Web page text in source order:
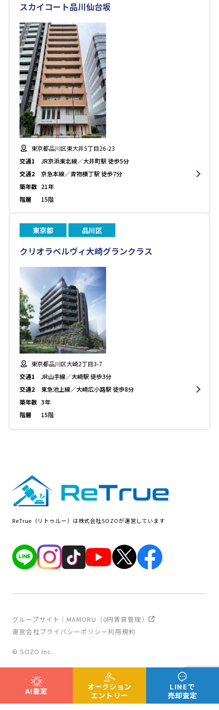
スカイコート品川仙台坂
東京都品川区東大井5丁目26-23
交通1
JR京浜東北線／大井町駅 徒歩5分
交通2
京急本線／青物横丁駅 徒歩7分
築年数 21年
階層
15階
東京都 品川区
クリオラベルヴィ大崎グランクラス
東京都品川区大崎2丁目3-7
交通1
JR山手線／大崎駅 徒歩3分
交通2
東急池上線／大崎広小路駅 徒歩8分
築年数 3年
階層
15階
AI査定
オークション
エントリー
LINEで
売却査定
ReTrue（リトゥルー）は株式会社SOZOが運営しています
運営会社プライバシーポリシー利用規約
グループサイト｜MAMORU（0円賃貸管理）
© SOZO Inc.